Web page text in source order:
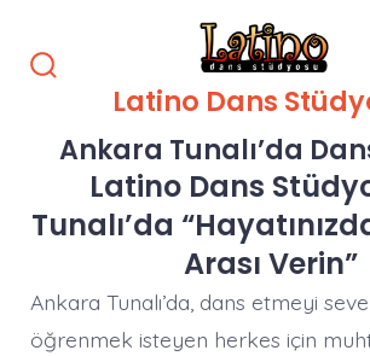
atla
ÇubuğunuLatino Dans
Ankara Tunalı’da
Latino Dans
Tunalı’da
Arası Verin”
Ankara Tunalı’da, dans etmeyi
öğrenmek isteyen herkes için